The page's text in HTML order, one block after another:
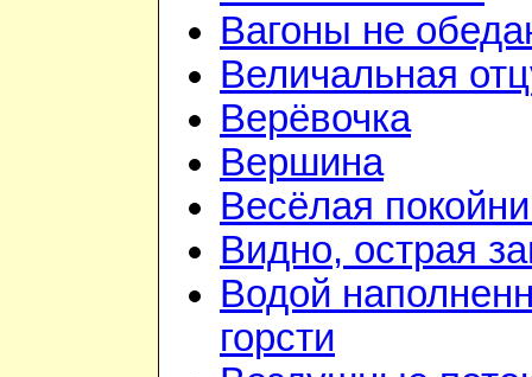
Вагоны не
Величальная
Верёвочка
Вершина
Весёлая
Видно, острая
Водой
горсти